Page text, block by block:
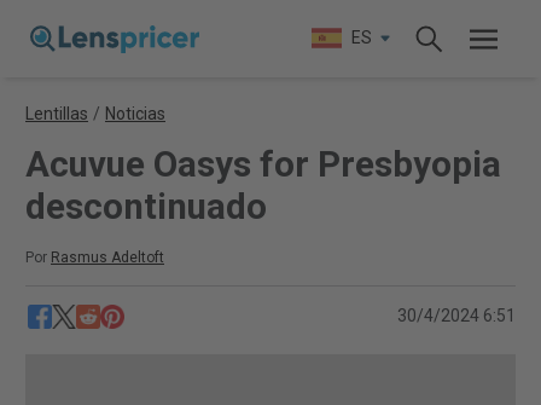
ES
Lentillas / Noticias
Acuvue Oasys for Presbyopia
descontinuado
Por Rasmus Adeltoft
30/4/2024 6:51